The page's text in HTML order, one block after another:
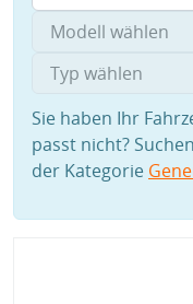
Sie haben Ihr
passt nicht?
der Kategorie